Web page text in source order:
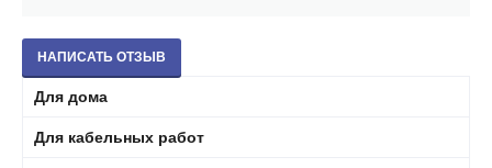
НАПИСАТЬ ОТЗЫВ
Для дома
Для кабельных работ